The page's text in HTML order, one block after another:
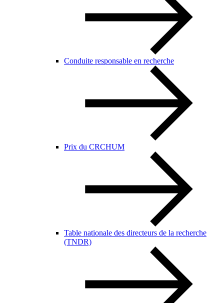
Conduite responsable en recherche
Prix du CRCHUM
Table nationale des directeurs de la recherche
(TNDR)